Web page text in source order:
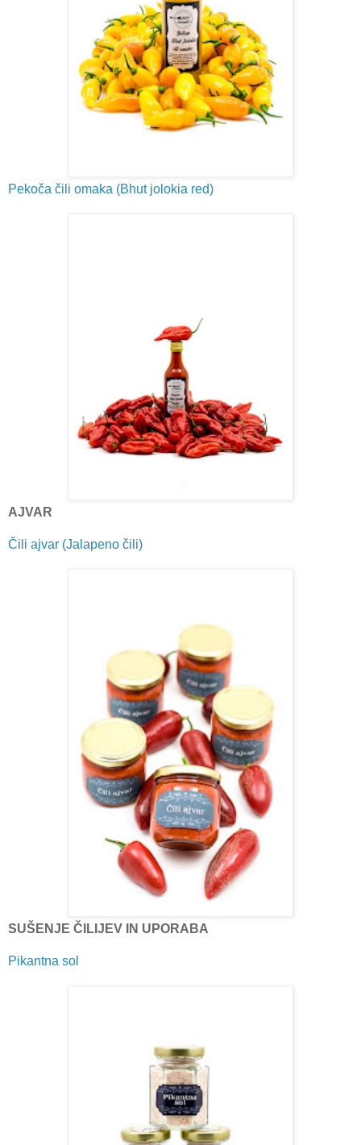
Pekoča čili omaka (Bhut jolokia red)
AJVAR
Čili ajvar (Jalapeno čili)
SUŠENJE ČILIJEV IN UPORABA
Pikantna sol